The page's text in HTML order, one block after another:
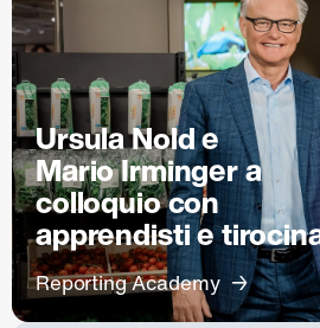
Ursula Nold e
Mario Irminger a
colloquio con
apprendisti e
Reporting Academy